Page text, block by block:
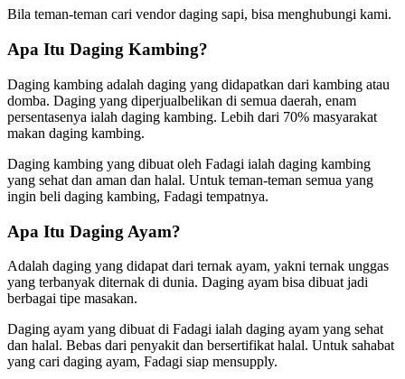
Bila teman-teman cari vendor daging sapi, bisa menghubungi kami.
Apa Itu Daging Kambing?
Daging kambing adalah daging yang didapatkan dari kambing atau
domba. Daging yang diperjualbelikan di semua daerah, enam
persentasenya ialah daging kambing. Lebih dari 70% masyarakat
makan daging kambing.
Daging kambing yang dibuat oleh Fadagi ialah daging kambing
yang sehat dan aman dan halal. Untuk teman-teman semua yang
ingin beli daging kambing, Fadagi tempatnya.
Apa Itu Daging Ayam?
Adalah daging yang didapat dari ternak ayam, yakni ternak unggas
yang terbanyak diternak di dunia. Daging ayam bisa dibuat jadi
berbagai tipe masakan.
Daging ayam yang dibuat di Fadagi ialah daging ayam yang sehat
dan halal. Bebas dari penyakit dan bersertifikat halal. Untuk sahabat
yang cari daging ayam, Fadagi siap mensupply.